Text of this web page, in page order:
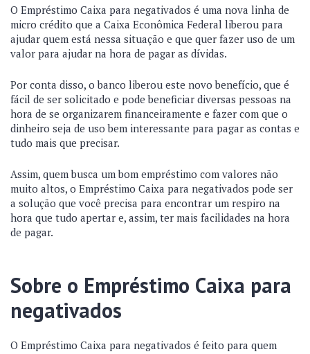
O Empréstimo Caixa para negativados é uma nova linha de
micro crédito que a Caixa Econômica Federal liberou para
ajudar quem está nessa situação e que quer fazer uso de um
valor para ajudar na hora de pagar as dívidas.
Por conta disso, o banco liberou este novo benefício, que é
fácil de ser solicitado e pode beneficiar diversas pessoas na
hora de se organizarem financeiramente e fazer com que o
dinheiro seja de uso bem interessante para pagar as contas e
tudo mais que precisar.
Assim, quem busca um bom empréstimo com valores não
muito altos, o Empréstimo Caixa para negativados pode ser
a solução que você precisa para encontrar um respiro na
hora que tudo apertar e, assim, ter mais facilidades na hora
de pagar.
Sobre o Empréstimo Caixa para
negativados
O Empréstimo Caixa para negativados é feito para quem